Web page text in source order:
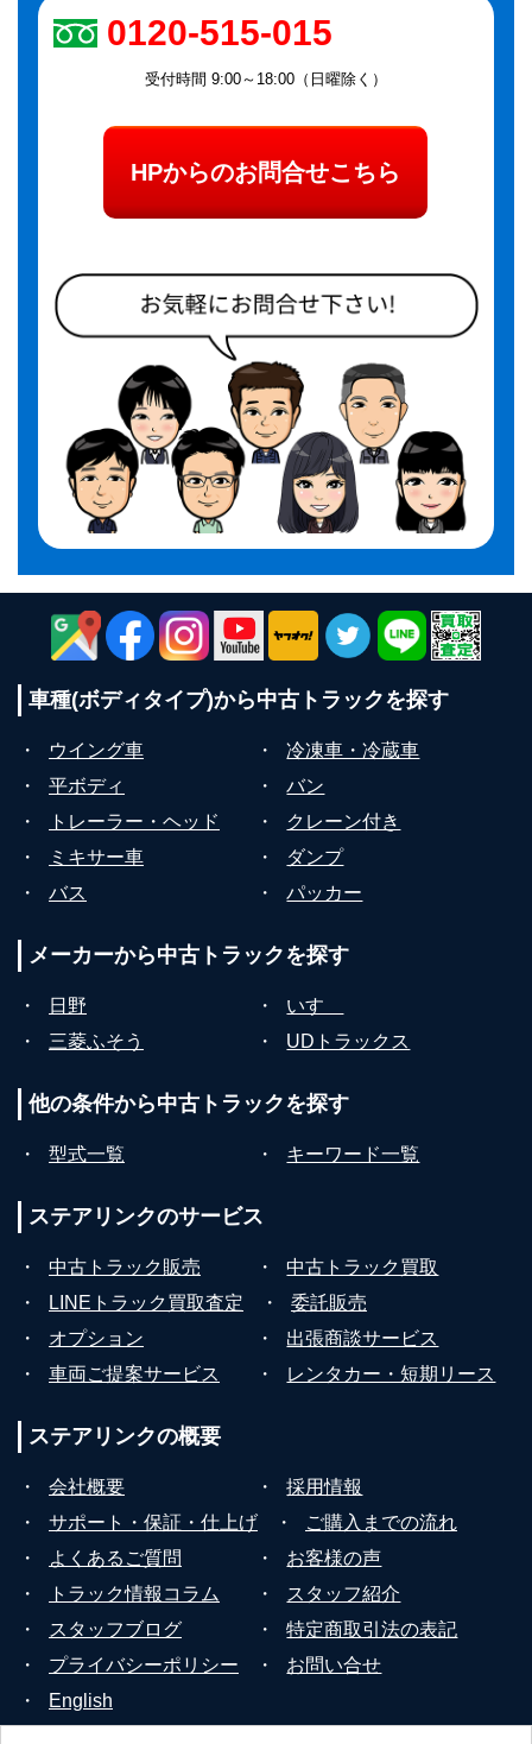
0120-515-015
受付時間 9:00～18:00（日曜除く）
HPからのお問合せこちら
車種(ボディタイプ)から中古トラックを探す
・ ウイング車 ・
冷凍車・冷蔵車
・
平ボディ ・
バン
・
トレーラー・ヘッド ・
クレーン付き
・
ミキサー車 ・
ダンプ
・
バス ・ パッカー
メーカーから中古トラックを探す
・ 日野 ・
いすゞ
・
三菱ふそう ・ UDトラックス
他の条件から中古トラックを探す
・ 型式一覧 ・ キーワード一覧
ステアリンクのサービス
・ 中古トラック販売 ・
中古トラック買取
・
LINEトラック買取査定 ・
委託販売
・
オプション ・
出張商談サービス
・
車両ご提案サービス ・ レンタカー・短期リース
ステアリンクの概要
・ 会社概要 ・
採用情報
・
サポート・保証・仕上げ ・
ご購入までの流れ
・
よくあるご質問 ・
お客様の声
・
トラック情報コラム ・
スタッフ紹介
・
スタッフブログ ・
特定商取引法の表記
・
プライバシーポリシー ・
お問い合せ
・
English